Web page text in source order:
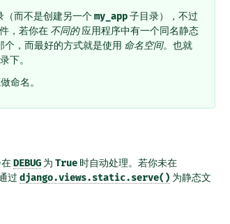
（而不是创建另一个my_app子目录），不过
，若你在 不同的应用程序中有一个同名静态
个，而最好的方式就是使用 命名空间。也就
下。
命名。
DEBUG 为 True 时自动处理。若你未在
过 django.views.static.serve() 为静态文